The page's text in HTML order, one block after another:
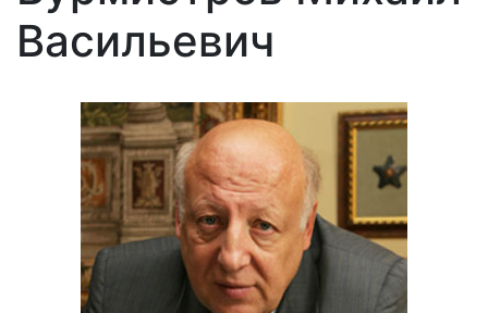
Васильевич